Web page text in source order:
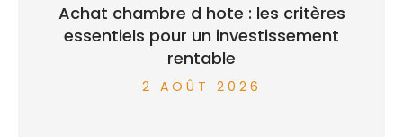
Achat chambre d hote : les critères
essentiels pour un investissement
rentable
2 AOÛT 2026